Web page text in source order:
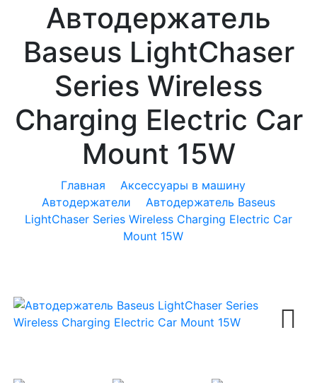
Автодержатель
Baseus LightChaser
Series Wireless
Charging Electric Car
Mount 15W
Главная
Аксессуары в машину
Автодержатели
Автодержатель Baseus
LightChaser Series Wireless Charging Electric Car
Mount 15W